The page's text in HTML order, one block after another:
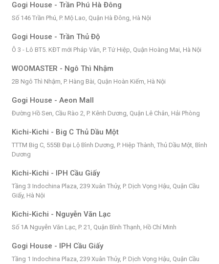
Gogi House - Trần Phú Hà Đông
Số 146 Trần Phú, P. Mộ Lao, Quận Hà Đông, Hà Nội
Gogi House - Trần Thủ Độ
Ô 3 - Lô BT5. KĐT mới Pháp Vân, P. Tứ Hiệp, Quận Hoàng Mai, Hà Nội
WOOMASTER - Ngô Thì Nhậm
2B Ngô Thì Nhậm, P. Hàng Bài, Quận Hoàn Kiếm, Hà Nội
Gogi House - Aeon Mall
Đường Hồ Sen, Cầu Rào 2, P. Kênh Dương, Quận Lê Chân, Hải Phòng
Kichi-Kichi - Big C Thủ Dầu Một
TTTM Big C, 555B Đại Lộ Bình Dương, P. Hiệp Thành, Thủ Dầu Một, Bình
Dương
Kichi-Kichi - IPH Cầu Giấy
Tầng 3 Indochina Plaza, 239 Xuân Thủy, P. Dịch Vọng Hậu, Quận Cầu
Giấy, Hà Nội
Kichi-Kichi - Nguyễn Văn Lạc
Số 1A Nguyễn Văn Lạc, P. 21, Quận Bình Thạnh, Hồ Chí Minh
Gogi House - IPH Cầu Giấy
Tầng 1 Indochina Plaza, 239 Xuân Thủy, P. Dịch Vọng Hậu, Quận Cầu